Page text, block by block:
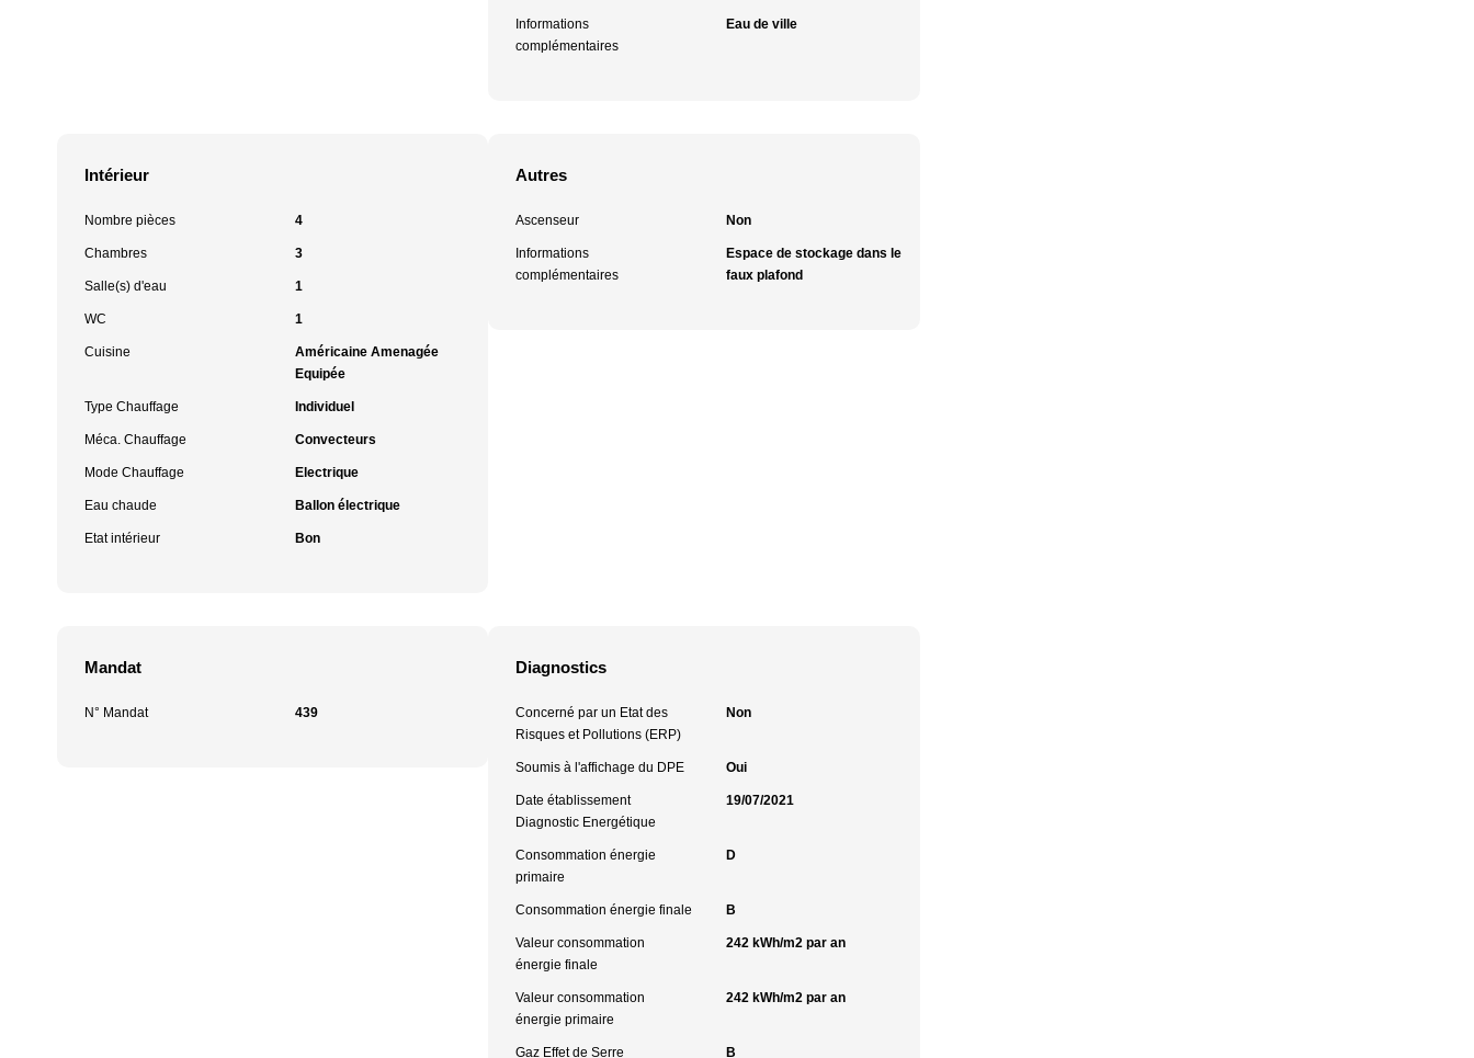
Informations
complémentaires
Eau de ville
Intérieur
Nombre pièces 4
Chambres 3
Salle(s) d'eau 1
WC 1
Cuisine
Américaine Amenagée
Equipée
Type Chauffage Individuel
Méca. Chauffage Convecteurs
Mode Chauffage Electrique
Eau chaude Ballon électrique
Etat intérieur Bon
Autres
Ascenseur Non
Informations
complémentaires
Espace de stockage dans le
faux plafond
Mandat
N° Mandat 439
Diagnostics
Concerné par un Etat des
Risques et Pollutions (ERP)
Non
Soumis à l'affichage du DPE Oui
Date établissement
Diagnostic Energétique
19/07/2021
Consommation énergie
primaire
D
Consommation énergie finale B
Valeur consommation
énergie finale
242 kWh/m2 par an
Valeur consommation
énergie primaire
242 kWh/m2 par an
Gaz Effet de Serre B